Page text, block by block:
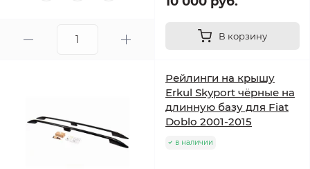
В корзину
Рейлинги на крышу
Erkul Skyport чёрные на
длинную базу для Fiat
Doblo 2001-2015
в наличии